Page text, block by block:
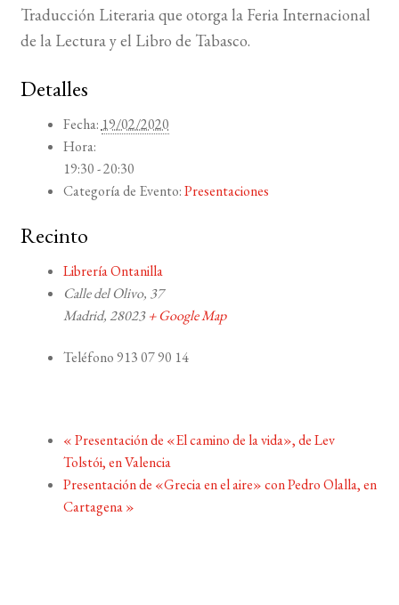
Traducción Literaria que otorga la Feria Internacional
de la Lectura y el Libro de Tabasco.
Detalles
Fecha: 19/02/2020
Hora:
19:30 - 20:30
Categoría de Evento:Presentaciones
Recinto
Librería Ontanilla
Calle del Olivo, 37
Madrid,28023 + Google Map
Teléfono 913 07 90 14
«Presentación de «El camino de la vida», de Lev
Tolstói, en Valencia
Presentación de «Grecia en el aire» con Pedro Olalla, en
Cartagena»